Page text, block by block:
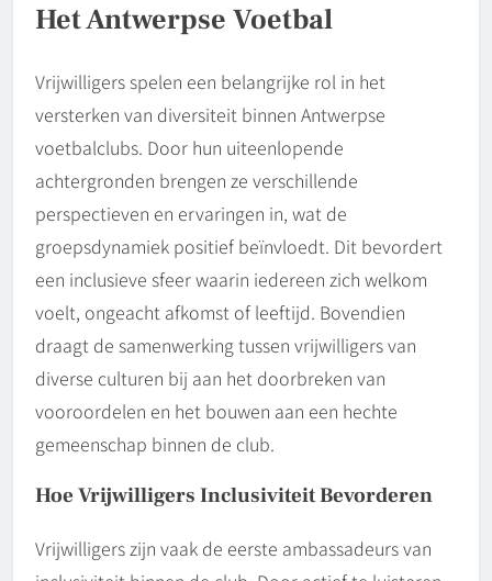
Het Antwerpse Voetbal
Vrijwilligers spelen een belangrijke rol in het
versterken van diversiteit binnen Antwerpse
voetbalclubs. Door hun uiteenlopende
achtergronden brengen ze verschillende
perspectieven en ervaringen in, wat de
groepsdynamiek positief beïnvloedt. Dit bevordert
een inclusieve sfeer waarin iedereen zich welkom
voelt, ongeacht afkomst of leeftijd. Bovendien
draagt de samenwerking tussen vrijwilligers van
diverse culturen bij aan het doorbreken van
vooroordelen en het bouwen aan een hechte
gemeenschap binnen de club.
Hoe Vrijwilligers Inclusiviteit Bevorderen
Vrijwilligers zijn vaak de eerste ambassadeurs van